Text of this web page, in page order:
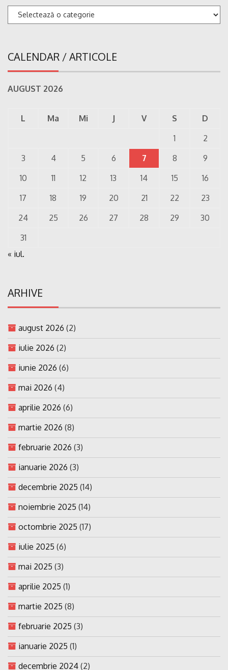
Categorii
CALENDAR / ARTICOLE
AUGUST 2026
L Ma Mi J V S
D
1
2
3
4 5 6 7 8
9
10
11 12 13 14 15
16
17
18 19 20 21 22
23
24
25 26 27 28 29
30
31
« iul.
ARHIVE
august 2026 (2)
iulie 2026 (2)
iunie 2026 (6)
mai 2026 (4)
aprilie 2026 (6)
martie 2026 (8)
februarie 2026 (3)
ianuarie 2026 (3)
decembrie 2025 (14)
noiembrie 2025 (14)
octombrie 2025 (17)
iulie 2025 (6)
mai 2025 (3)
aprilie 2025 (1)
martie 2025 (8)
februarie 2025 (3)
ianuarie 2025 (1)
decembrie 2024 (2)